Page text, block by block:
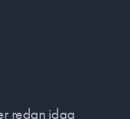
redan idag